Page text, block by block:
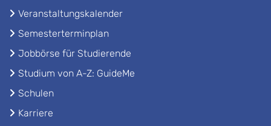
Veranstaltungskalender
Semesterterminplan
Jobbörse für Studierende
Studium von A-Z: GuideMe
Schulen
Karriere